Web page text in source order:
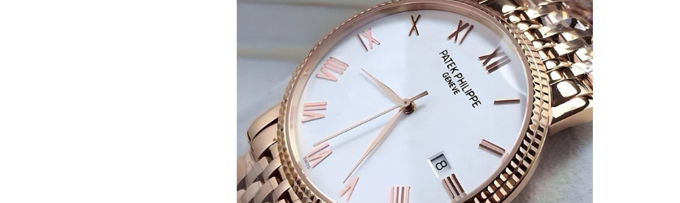
温州市鹿城区锦绣路1067号置信广场10层1015室（需提前预约）
哈尔滨市道里区友谊西路600号富力中心T2座写字楼29层03室（需提前预约）
大连市中山区人民路15号国际金融大厦7层G室（需提前预约）
佛山市禅城区季华五路57号万科金融中心C座12层1205室（需提前预约）
东莞市东城街道鸿福东路1号民盈国贸中心T1写字楼9层907室（需提前预约）
无锡市梁溪区人民中路139号恒隆广场写字楼1座11层1104室（需提前预约）
南通市崇川区工农路57号圆融广场写字楼16层1603室（需提前预约）
苏州市苏州工业园区星港街199号苏州中心办公楼C座22层08室（需提前预约）
武汉市江汉区解放大道686号世界贸易大厦38层09室（需提前预约）